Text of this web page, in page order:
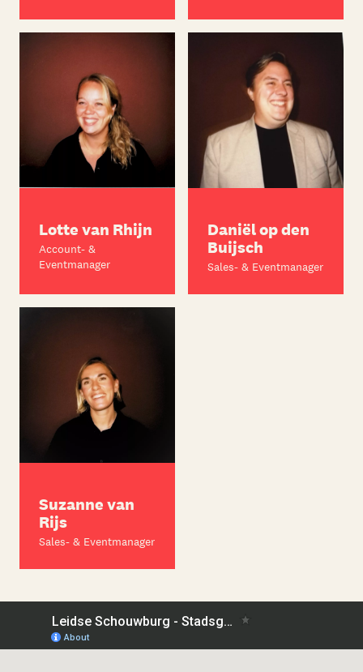
Lotte van Rhijn
Account- &
Eventmanager
Daniël op den
Buijsch
Sales- & Eventmanager
Suzanne van
Rijs
Sales- & Eventmanager